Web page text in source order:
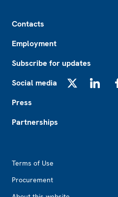
Contacts
Employment
Subscribe for updates
Social media
Press
Partnerships
Terms of Use
Procurement